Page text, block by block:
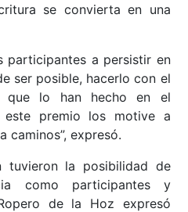
se convierta en una
participantes a persistir en
ser posible, hacerlo con el
que lo han hecho en el
este premio los motive a
caminos”, expresó.
tuvieron la posibilidad de
como participantes y
de la Hoz expresó